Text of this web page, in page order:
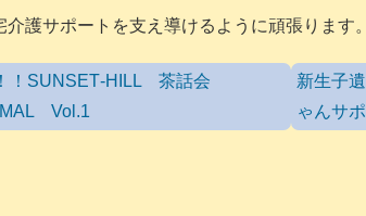
介護サポートを支え導けるように頑張ります
！SUNSET‐HILL 茶話会
Vol.1
新生子
ゃんサ